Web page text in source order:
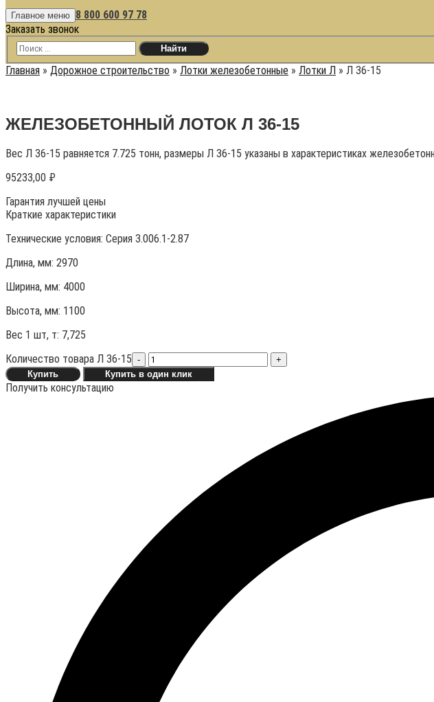
Главное меню 8 800 600 97 78
Заказать звонок
Главная » Дорожное строительство » Лотки железобетонные » Лотки Л » Л 36-15
ЖЕЛЕЗОБЕТОННЫЙ ЛОТОК Л 36-15
Вес Л 36-15 равняется 7.725 тонн, размеры Л 36-15 указаны в характеристиках
95233,00 ₽
Гарантия лучшей цены
Краткие характеристики
Технические условия: Серия 3.006.1-2.87
Длина, мм: 2970
Ширина, мм: 4000
Высота, мм: 1100
Вес 1 шт, т: 7,725
Количество товара Л 36-15 -
+
Купить
Купить в один клик
Получить консультацию